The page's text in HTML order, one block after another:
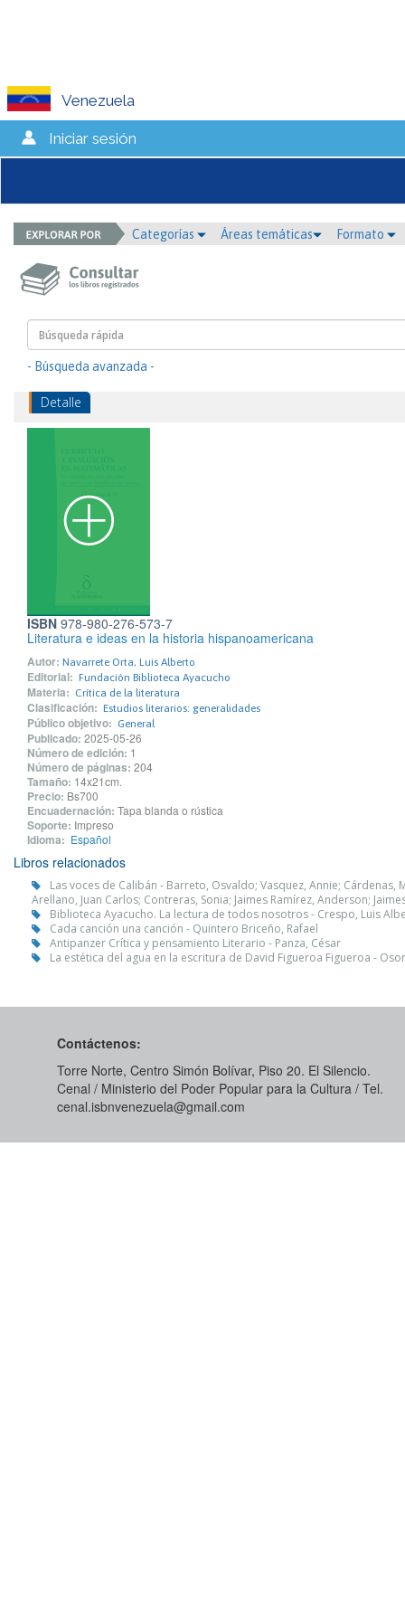
Venezuela
Iniciar sesión
Categorías Áreas temáticas Formato
- Búsqueda avanzada -
Detalle
ISBN 978-980-276-573-7
Literatura e ideas en la historia hispanoamericana
Autor: Navarrete Orta, Luis Alberto
Editorial: Fundación Biblioteca Ayacucho
Materia: Crítica de la literatura
Clasificación: Estudios literarios: generalidades
Público objetivo: General
Publicado: 2025-05-26
Número de edición: 1
Número de páginas: 204
Tamaño: 14x21cm.
Precio: Bs700
Encuadernación: Tapa blanda o rústica
Soporte: Impreso
Idioma: Español
Libros relacionados
Las voces de Calibán - Barreto, Osvaldo; Vasquez, Annie;
Arellano, Juan Carlos; Contreras, Sonia; Jaimes Ramírez, Anderson;
Biblioteca Ayacucho. La lectura de todos nosotros - Crespo, Luis
Cada canción una canción - Quintero Briceño, Rafael
Antipanzer Crítica y pensamiento Literario - Panza, César
La estética del agua en la escritura de David Figueroa Figueroa -
Contáctenos:
Torre Norte, Centro Simón Bolívar, Piso 20. El Silencio.
Cenal / Ministerio del Poder Popular para la Cultura / Tel.
cenal.isbnvenezuela@gmail.com